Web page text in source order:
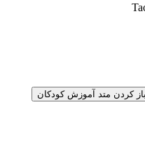
باز کردن متد آموزش کودکان